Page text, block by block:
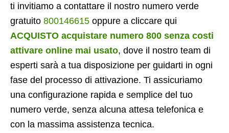
ti invitiamo a contattare il nostro numero verde
gratuito 800146615 oppure a cliccare qui
ACQUISTO acquistare numero 800 senza costi
attivare online mai usato, dove il nostro team di
esperti sarà a tua disposizione per guidarti in ogni
fase del processo di attivazione. Ti assicuriamo
una configurazione rapida e semplice del tuo
numero verde, senza alcuna attesa telefonica e
con la massima assistenza tecnica.